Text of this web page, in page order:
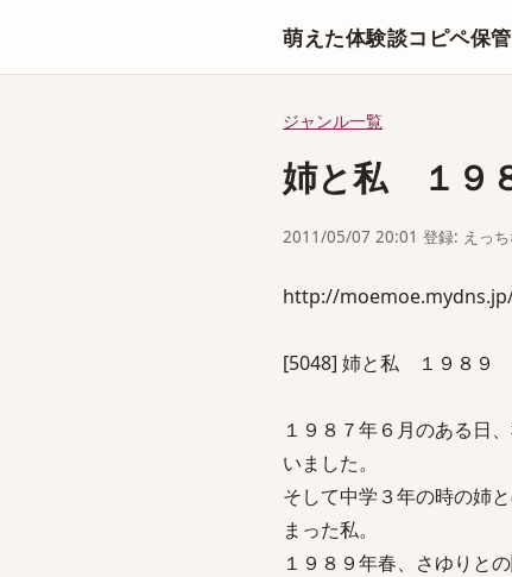
萌えた体験談コピペ保
ジャンル一覧
姉と私 １９
2011/05/07 20:01 登録: えっち
http://
[5048] 姉と私 １９８９
１９８７年６月のある日
いました。
そして中学３年の時の姉
まった私。
１９８９年春、さゆりと